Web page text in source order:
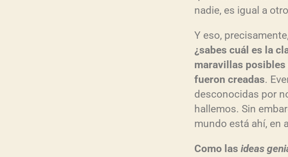
nadie, es igual a
Y eso,
¿sabes cuál es la
maravillas posibles
fueron creadas.
desconocidas por
hallemos. Sin
mundo está ahí, en
Como las ideas